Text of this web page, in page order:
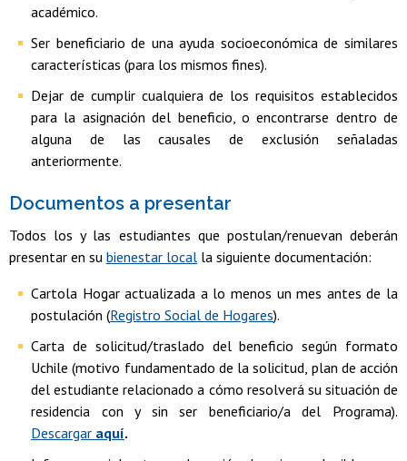
académico.
Ser beneficiario de una ayuda socioeconómica de similares
características (para los mismos fines).
Dejar de cumplir cualquiera de los requisitos establecidos
para la asignación del beneficio, o encontrarse dentro de
alguna de las causales de exclusión señaladas
anteriormente.
Documentos a presentar
Todos los y las estudiantes que postulan/renuevan deberán
presentar en su bienestar local la siguiente documentación:
Cartola Hogar actualizada a lo menos un mes antes de la
postulación (Registro Social de Hogares).
Carta de solicitud/traslado del beneficio según formato
Uchile (motivo fundamentado de la solicitud, plan de acción
del estudiante relacionado a cómo resolverá su situación de
residencia con y sin ser beneficiario/a del Programa).
Descargar aquí.